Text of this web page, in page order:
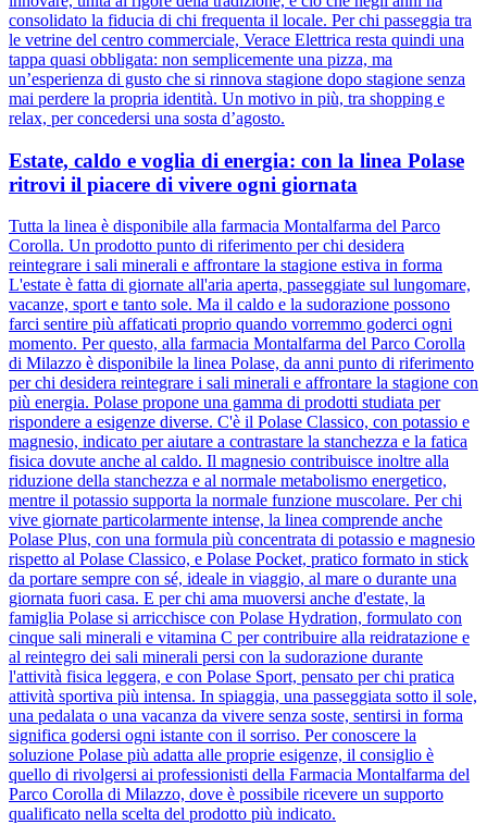
consolidato la fiducia di chi frequenta il locale. Per chi passeggia tra
le vetrine del centro commerciale, Verace Elettrica resta quindi una
tappa quasi obbligata: non semplicemente una pizza, ma
un’esperienza di gusto che si rinnova stagione dopo stagione senza
mai perdere la propria identità. Un motivo in più, tra shopping e
relax, per concedersi una sosta d’agosto.
Estate, caldo e voglia di energia: con la linea Polase
ritrovi il piacere di vivere ogni giornata
Tutta la linea è disponibile alla farmacia Montalfarma del Parco
Corolla. Un prodotto punto di riferimento per chi desidera
reintegrare i sali minerali e affrontare la stagione estiva in forma
L'estate è fatta di giornate all'aria aperta, passeggiate sul lungomare,
vacanze, sport e tanto sole. Ma il caldo e la sudorazione possono
farci sentire più affaticati proprio quando vorremmo goderci ogni
momento. Per questo, alla farmacia Montalfarma del Parco Corolla
di Milazzo è disponibile la linea Polase, da anni punto di riferimento
per chi desidera reintegrare i sali minerali e affrontare la stagione con
più energia. Polase propone una gamma di prodotti studiata per
rispondere a esigenze diverse. C'è il Polase Classico, con potassio e
magnesio, indicato per aiutare a contrastare la stanchezza e la fatica
fisica dovute anche al caldo. Il magnesio contribuisce inoltre alla
riduzione della stanchezza e al normale metabolismo energetico,
mentre il potassio supporta la normale funzione muscolare. Per chi
vive giornate particolarmente intense, la linea comprende anche
Polase Plus, con una formula più concentrata di potassio e magnesio
rispetto al Polase Classico, e Polase Pocket, pratico formato in stick
da portare sempre con sé, ideale in viaggio, al mare o durante una
giornata fuori casa. E per chi ama muoversi anche d'estate, la
famiglia Polase si arricchisce con Polase Hydration, formulato con
cinque sali minerali e vitamina C per contribuire alla reidratazione e
al reintegro dei sali minerali persi con la sudorazione durante
l'attività fisica leggera, e con Polase Sport, pensato per chi pratica
attività sportiva più intensa. In spiaggia, una passeggiata sotto il sole,
una pedalata o una vacanza da vivere senza soste, sentirsi in forma
significa godersi ogni istante con il sorriso. Per conoscere la
soluzione Polase più adatta alle proprie esigenze, il consiglio è
quello di rivolgersi ai professionisti della Farmacia Montalfarma del
Parco Corolla di Milazzo, dove è possibile ricevere un supporto
qualificato nella scelta del prodotto più indicato.